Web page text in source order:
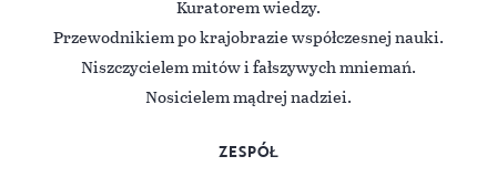
Kuratorem wiedzy.
Przewodnikiem po krajobrazie współczesnej nauki.
Niszczycielem mitów i fałszywych mniemań.
Nosicielem mądrej nadziei.
ZESPÓŁ